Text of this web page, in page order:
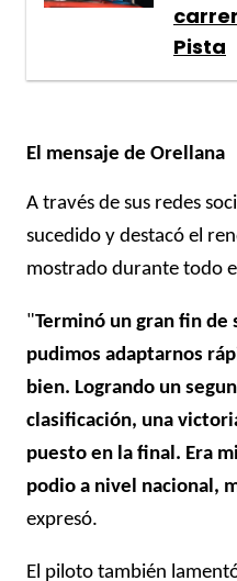
Pista
El mensaje de Orellana
A través de sus redes
sucedido y destacó el
mostrado durante todo
"Terminó un gran fin de
pudimos adaptarnos
bien. Logrando un
clasificación, una
puesto en la final. Era
podio a nivel nacional,
expresó.
El piloto también